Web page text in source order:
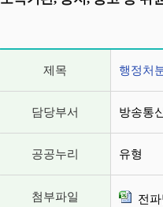
제목 행정처
담당부서 방송통
공공누리 유형
첨부파일 전